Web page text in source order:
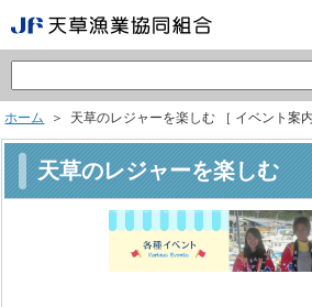
ホーム ＞ 天草のレジャーを楽しむ ［ イベント案内
天草のレジャーを楽しむ